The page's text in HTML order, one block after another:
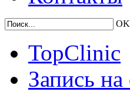
OK
TopClinic
Запись